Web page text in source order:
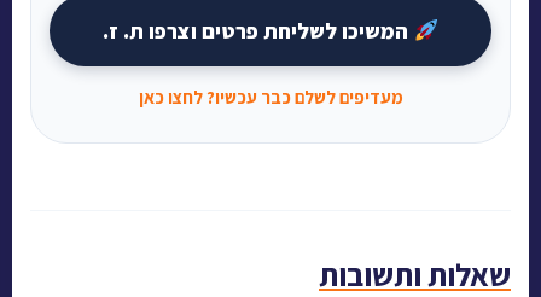
המשיכו לשליחת פרטים וצרפו ת. ז.
מעדיפים לשלם כבר עכשיו? לחצו כאן
שאלות ותשובות